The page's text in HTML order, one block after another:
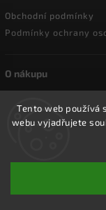
Tento web používá
webu vyjadřujete
Obchodní podmínky
Podmínky ochrany
O nákupu
Reklamace a vrácení